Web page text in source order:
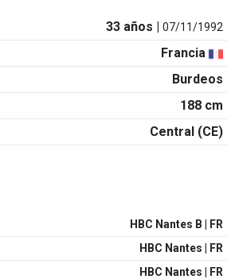
33 años |07/11/1992
Francia
Burdeos
188 cm
Central (CE)
HBC Nantes B | FR
HBC Nantes | FR
HBC Nantes | FR